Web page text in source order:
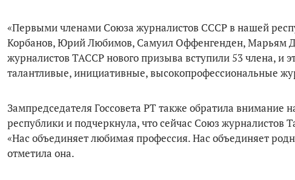
«Первыми членами Союза журналистов СССР в нашей
Корбанов, Юрий Любимов, Самуил Оффенгенден, Марьям
журналистов ТАССР нового призыва вступили 53 члена, и
талантливые, инициативные, высокопрофессиональные
Зампредседателя Госсовета РТ также обратила
республики и подчеркнула, что сейчас Союз
«Нас объединяет любимая профессия. Нас объединяет
отметила она.